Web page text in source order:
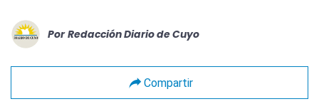
Por Redacción Diario de Cuyo
Compartir